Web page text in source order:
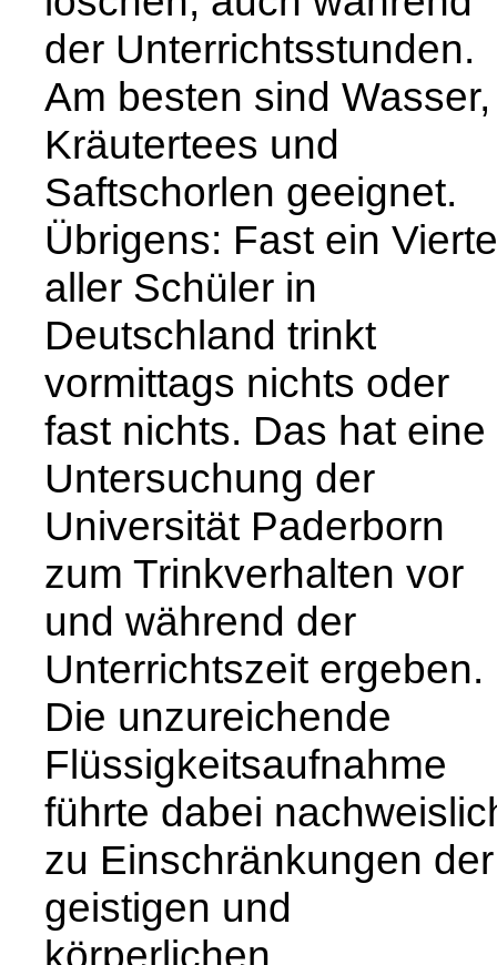
der Unterrichtsstunden.
Am besten sind Wasser,
Kräutertees und
Saftschorlen geeignet.
Übrigens: Fast ein
aller Schüler in
Deutschland trinkt
vormittags nichts oder
fast nichts. Das hat eine
Untersuchung der
Universität Paderborn
zum Trinkverhalten vor
und während der
Unterrichtszeit ergeben.
Die unzureichende
Flüssigkeitsaufnahme
führte dabei
zu Einschränkungen der
geistigen und
körperlichen